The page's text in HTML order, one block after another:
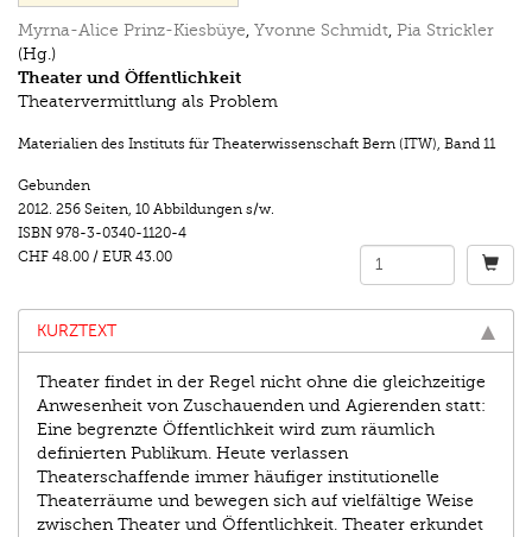
Myrna-Alice Prinz-Kiesbüye Yvonne Schmidt Pia Strickler
(Hg.)
Theater und Öffentlichkeit
Theatervermittlung als Problem
Materialien des Instituts für Theaterwissenschaft Bern (ITW), Band 11
Gebunden
2012. 256 Seiten, 10 Abbildungen s/w.
ISBN 978-3-0340-1120-4
CHF 48.00 / EUR 43.00
KURZTEXT
Theater findet in der Regel nicht ohne die gleichzeitige
Anwesenheit von Zuschauenden und Agierenden statt:
Eine begrenzte Öffentlichkeit wird zum räumlich
definierten Publikum. Heute verlassen
Theaterschaffende immer häufiger institutionelle
Theaterräume und bewegen sich auf vielfältige Weise
zwischen Theater und Öffentlichkeit. Theater erkundet